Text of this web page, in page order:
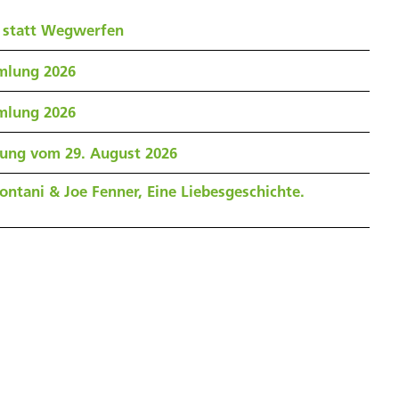
statt Wegwerfen
2026
2026
vom 29. August 2026
& Joe Fenner, Eine Liebesgeschichte.